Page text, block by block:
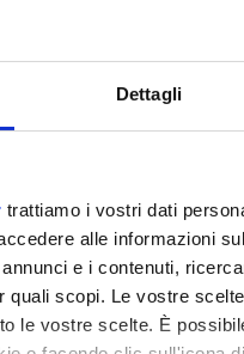
Dettagli
trattiamo i vostri dati
alle informazioni
e i contenuti,
quali scopi. Le vostre
le vostre scelte. È